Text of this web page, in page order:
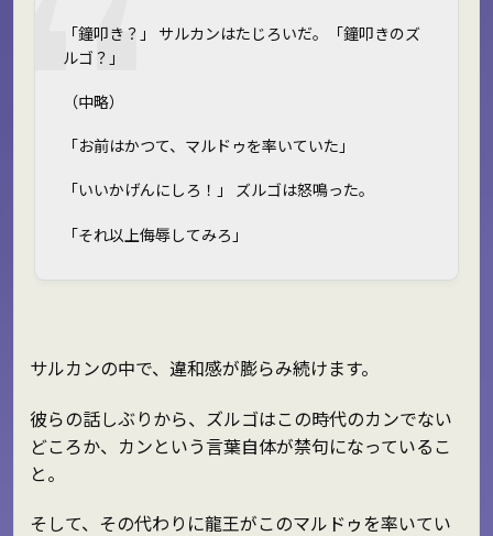
「鐘叩き？」 サルカンはたじろいだ。「鐘叩きのズ
ルゴ？」
（中略）
「お前はかつて、マルドゥを率いていた」
「いいかげんにしろ！」 ズルゴは怒鳴った。
「それ以上侮辱してみろ」
サルカンの中で、違和感が膨らみ続けます。
彼らの話しぶりから、ズルゴはこの時代のカンでない
どころか、カンという言葉自体が禁句になっているこ
と。
そして、その代わりに龍王がこのマルドゥを率いてい